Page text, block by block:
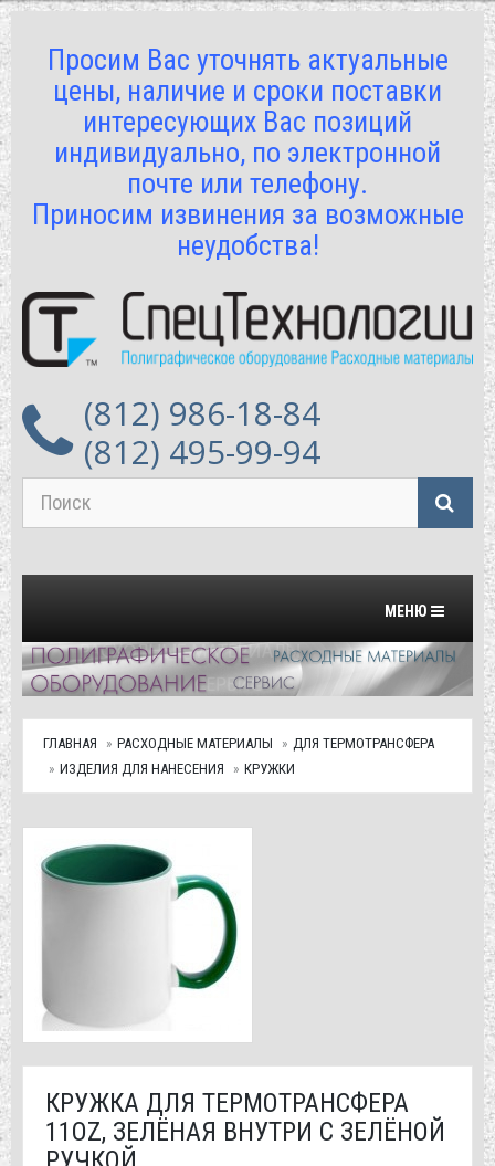
Просим Вас уточнять актуальные
цены, наличие и сроки поставки
интересующих Вас позиций
индивидуально, по электронной
почте или телефону.
Приносим извинения за возможные
неудобства!
(812) 986-18-84
(812) 495-99-94
Переключить
МЕНЮ
ГЛАВНАЯ РАСХОДНЫЕ МАТЕРИАЛЫ
ДЛЯ ТЕРМОТРАНСФЕРА
ИЗДЕЛИЯ ДЛЯ НАНЕСЕНИЯ
КРУЖКИ
КРУЖКА ДЛЯ ТЕРМОТРАНСФЕРА
11OZ, ЗЕЛЁНАЯ ВНУТРИ С ЗЕЛЁНОЙ